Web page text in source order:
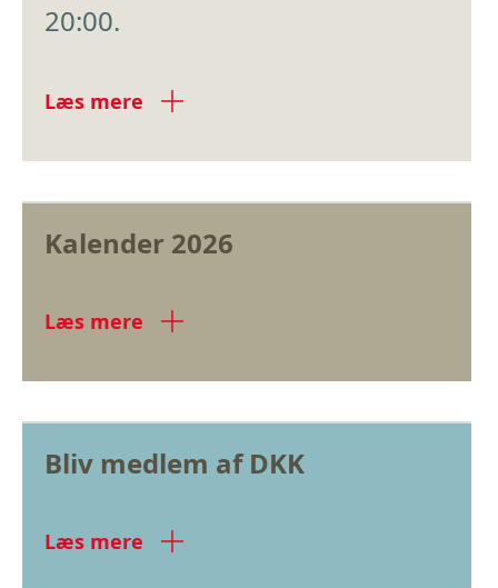
20:00.
Læs mere
Kalender 2026
Læs mere
Bliv medlem af DKK
Læs mere